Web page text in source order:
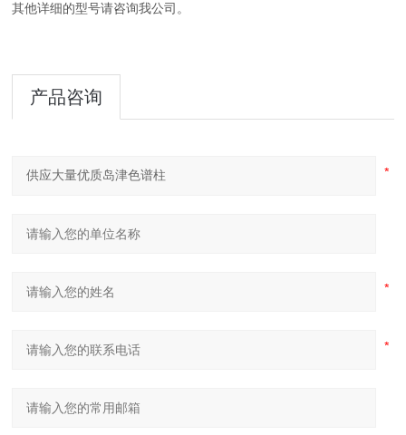
其他详细的型号请咨询我公司。
产品咨询